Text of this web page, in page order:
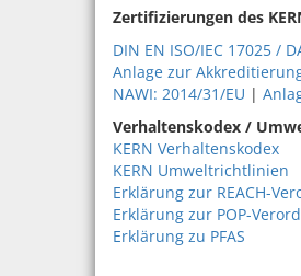
Zertifizierungen des
DIN EN ISO/IEC 17025 /
Anlage zur
NAWI: 2014/31/EU |
Verhaltenskodex /
KERN Verhaltenskodex
KERN Umweltrichtlinien
Erklärung zur REACH-
Erklärung zur POP-
Erklärung zu PFAS